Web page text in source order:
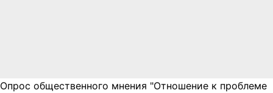
Опрос общественного мнения "Отношение к проблеме